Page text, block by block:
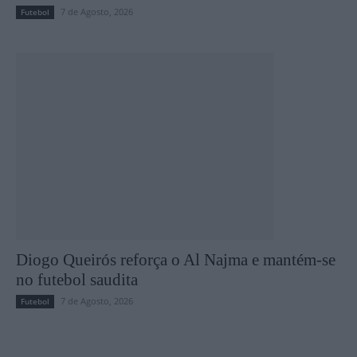
Futebol 7 de Agosto, 2026
Diogo Queirós reforça o Al Najma e mantém-se
no futebol saudita
Futebol 7 de Agosto, 2026